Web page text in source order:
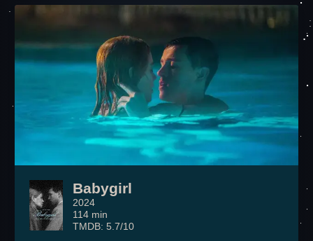
Babygirl
2024
114 min
TMDB: 5.7/10